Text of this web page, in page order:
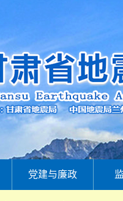
党建与廉政